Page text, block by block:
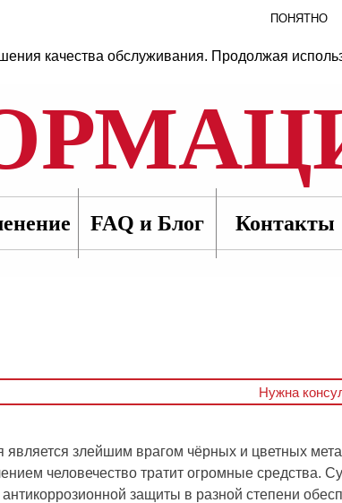
ПОНЯТНО
качества обслуживания. Продолжая
FAQ и Блог Контакты
Нужна
является злейшим врагом чёрных и цветных
человечество тратит огромные средства.
защиты в разной степени